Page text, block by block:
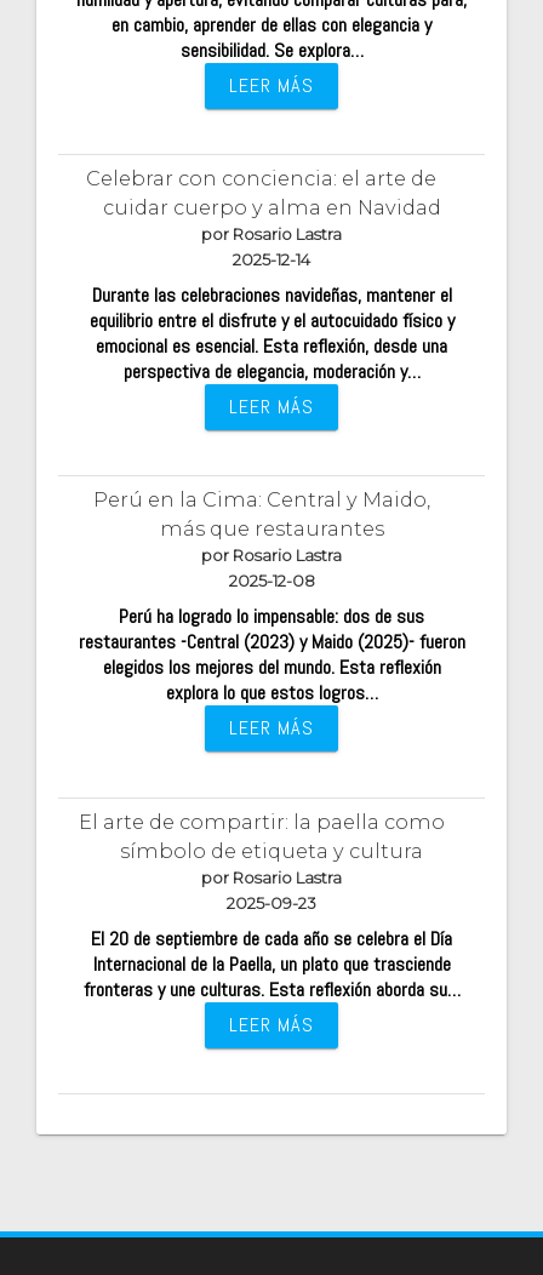
en cambio, aprender de ellas con elegancia y
sensibilidad. Se explora…
LEER MÁS
Celebrar con conciencia: el arte de
cuidar cuerpo y alma en Navidad
por Rosario Lastra
2025-12-14
Durante las celebraciones navideñas, mantener el
equilibrio entre el disfrute y el autocuidado físico y
emocional es esencial. Esta reflexión, desde una
perspectiva de elegancia, moderación y…
LEER MÁS
Perú en la Cima: Central y Maido,
más que restaurantes
por Rosario Lastra
2025-12-08
Perú ha logrado lo impensable: dos de sus
restaurantes -Central (2023) y Maido (2025)- fueron
elegidos los mejores del mundo. Esta reflexión
explora lo que estos logros…
LEER MÁS
El arte de compartir: la paella como
símbolo de etiqueta y cultura
por Rosario Lastra
2025-09-23
El 20 de septiembre de cada año se celebra el Día
Internacional de la Paella, un plato que trasciende
fronteras y une culturas. Esta reflexión aborda su…
LEER MÁS